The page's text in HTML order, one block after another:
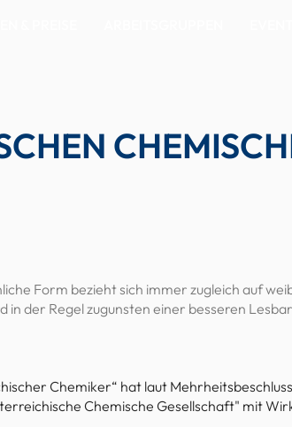
Form bezieht sich immer zugleich auf
in der Regel zugunsten einer besseren
Chemiker“ hat laut
Chemische Gesellschaft" mit